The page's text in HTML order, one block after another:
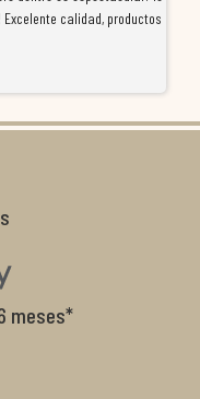
calidad, productos
meses*